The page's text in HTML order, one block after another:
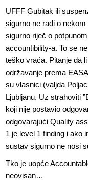
UFFF Gubitak ili
sigurno ne radi o
sigurno riječ o
accountibility-a. To se
teško vraća. Pitanje da
održavanje prema
su vlasnici (valjda
Ljubljanu. Uz strahoviti
koji nije postavio
odgovarajući Quality
1 je level 1 finding i ako
sustav sigurno ne nosi
Tko je uopće
neovisan…